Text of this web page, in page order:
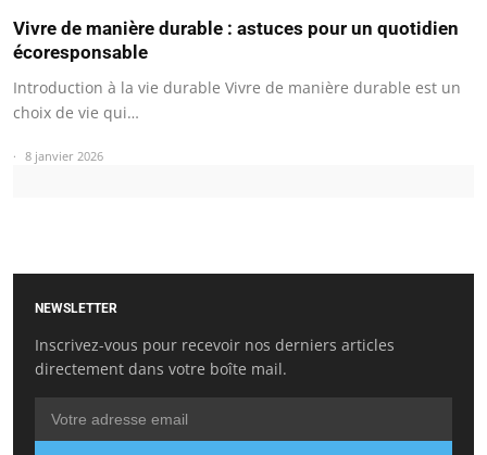
Vivre de manière durable : astuces pour un quotidien
écoresponsable
Introduction à la vie durable Vivre de manière durable est un
choix de vie qui…
8 janvier 2026
NEWSLETTER
Inscrivez-vous pour recevoir nos derniers articles
directement dans votre boîte mail.